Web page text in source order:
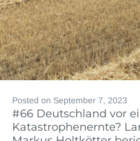
Posted on September 7, 2023
#66 Deutschland vor
Katastrophenernte?